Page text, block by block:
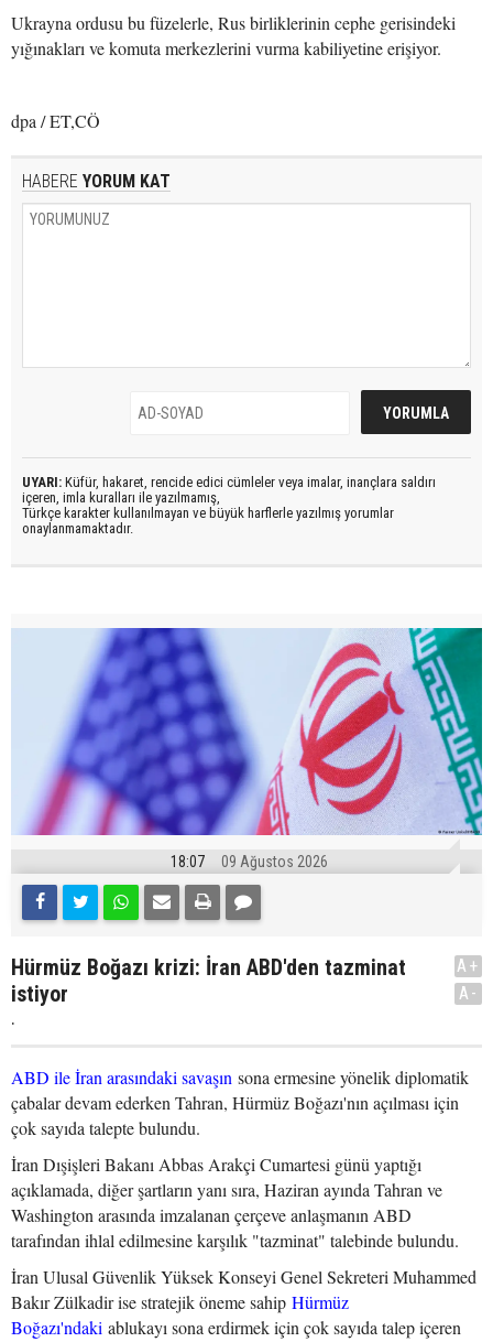
Ukrayna ordusu bu füzelerle, Rus birliklerinin cephe gerisindeki
yığınakları ve komuta merkezlerini vurma kabiliyetine erişiyor.
dpa / ET,CÖ
HABERE YORUM KAT
UYARI: Küfür, hakaret, rencide edici cümleler veya imalar, inançlara saldırı
içeren, imla kuralları ile yazılmamış,
Türkçe karakter kullanılmayan ve büyük harflerle yazılmış yorumlar
onaylanmamaktadır.
18:07 09 Ağustos 2026
Hürmüz Boğazı krizi: İran ABD'den tazminat
istiyor
.
A+
A-
ABD ile İran arasındaki savaşın sona ermesine yönelik diplomatik
çabalar devam ederken Tahran, Hürmüz Boğazı'nın açılması için
çok sayıda talepte bulundu.
İran Dışişleri Bakanı Abbas Arakçi Cumartesi günü yaptığı
açıklamada, diğer şartların yanı sıra, Haziran ayında Tahran ve
Washington arasında imzalanan çerçeve anlaşmanın ABD
tarafından ihlal edilmesine karşılık "tazminat" talebinde bulundu.
İran Ulusal Güvenlik Yüksek Konseyi Genel Sekreteri Muhammed
Bakır Zülkadir ise stratejik öneme sahip Hürmüz
Boğazı'ndaki ablukayı sona erdirmek için çok sayıda talep içeren